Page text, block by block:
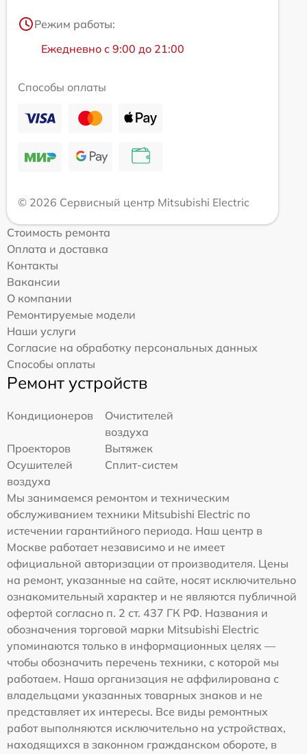
Режим работы:
Ежедневно с 9:00 до 21:00
Способы оплаты
© 2026 Сервисный центр Mitsubishi Electric
Стоимость ремонта
Оплата и доставка
Контакты
Вакансии
О компании
Ремонтируемые модели
Наши услуги
Согласие на обработку персональных данных
Способы оплаты
Ремонт устройств
Кондиционеров
Очистителей
воздуха
Проекторов
Вытяжек
Осушителей
воздуха
Сплит-систем
Мы занимаемся ремонтом и техническим
обслуживанием техники Mitsubishi Electric по
истечении гарантийного периода. Наш центр в
Москве работает независимо и не имеет
официальной авторизации от производителя. Цены
на ремонт, указанные на сайте, носят исключительно
ознакомительный характер и не являются публичной
офертой согласно п. 2 ст. 437 ГК РФ. Названия и
обозначения торговой марки Mitsubishi Electric
упоминаются только в информационных целях —
чтобы обозначить перечень техники, с которой мы
работаем. Наша организация не аффилирована с
владельцами указанных товарных знаков и не
представляет их интересы. Все виды ремонтных
работ выполняются исключительно на устройствах,
находящихся в законном гражданском обороте, в